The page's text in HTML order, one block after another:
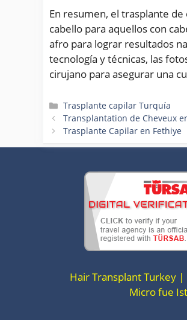
En resumen, el trasplante
cabello para aquellos con
afro para lograr resultados
tecnología y técnicas, las
cirujano para asegurar una
Categorías
Trasplante capilar Turquía
Transplantation de Cheveux
Trasplante Capilar en Fethiye
Hair Transplant Turkey
Micro fue